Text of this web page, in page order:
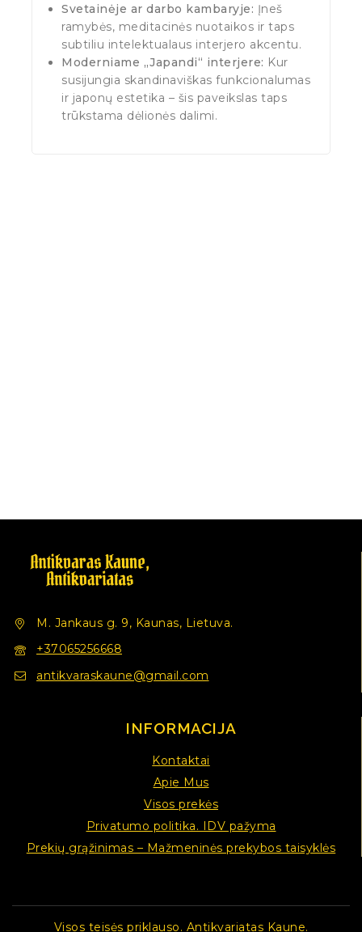
Svetainėje ar darbo kambaryje: Įneš
ramybės, meditacinės nuotaikos ir taps
subtiliu intelektualaus interjero akcentu.
Moderniame „Japandi“ interjere: Kur
susijungia skandinaviškas funkcionalumas
ir japonų estetika – šis paveikslas taps
trūkstama dėlionės dalimi.
M. Jankaus g. 9, Kaunas, Lietuva.
+37065256668
antikvaraskaune@gmail.com
INFORMACIJA
Kontaktai
Apie Mus
Visos prekės
Privatumo politika. IDV pažyma
Prekių grąžinimas – Mažmeninės prekybos taisyklės
Visos teisės priklauso. Antikvariatas Kaune.